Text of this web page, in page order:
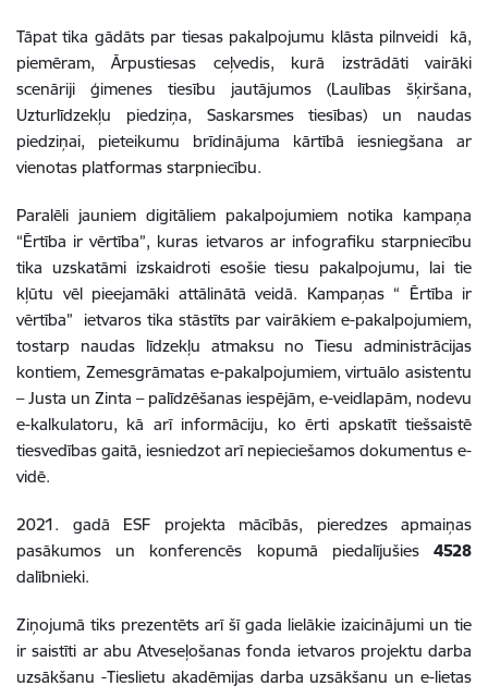
Tāpat tika gādāts par tiesas pakalpojumu klāsta pilnveidi kā,
piemēram, Ārpustiesas ceļvedis, kurā izstrādāti vairāki
scenāriji ģimenes tiesību jautājumos (Laulības šķiršana,
Uzturlīdzekļu piedziņa, Saskarsmes tiesības) un naudas
piedziņai, pieteikumu brīdinājuma kārtībā iesniegšana ar
vienotas platformas starpniecību.
Paralēli jauniem digitāliem pakalpojumiem notika kampaņa
“Ērtība ir vērtība”, kuras ietvaros ar infografiku starpniecību
tika uzskatāmi izskaidroti esošie tiesu pakalpojumu, lai tie
kļūtu vēl pieejamāki attālinātā veidā. Kampaņas “ Ērtība ir
vērtība” ietvaros tika stāstīts par vairākiem e-pakalpojumiem,
tostarp naudas līdzekļu atmaksu no Tiesu administrācijas
kontiem, Zemesgrāmatas e-pakalpojumiem, virtuālo asistentu
– Justa un Zinta – palīdzēšanas iespējām, e-veidlapām, nodevu
e-kalkulatoru, kā arī informāciju, ko ērti apskatīt tiešsaistē
tiesvedības gaitā, iesniedzot arī nepieciešamos dokumentus e-
vidē.
2021. gadā ESF projekta mācībās, pieredzes apmaiņas
pasākumos un konferencēs kopumā piedalījušies 4528
dalībnieki.
Ziņojumā tiks prezentēts arī šī gada lielākie izaicinājumi un tie
ir saistīti ar abu Atveseļošanas fonda ietvaros projektu darba
uzsākšanu -Tieslietu akadēmijas darba uzsākšanu un e-lietas